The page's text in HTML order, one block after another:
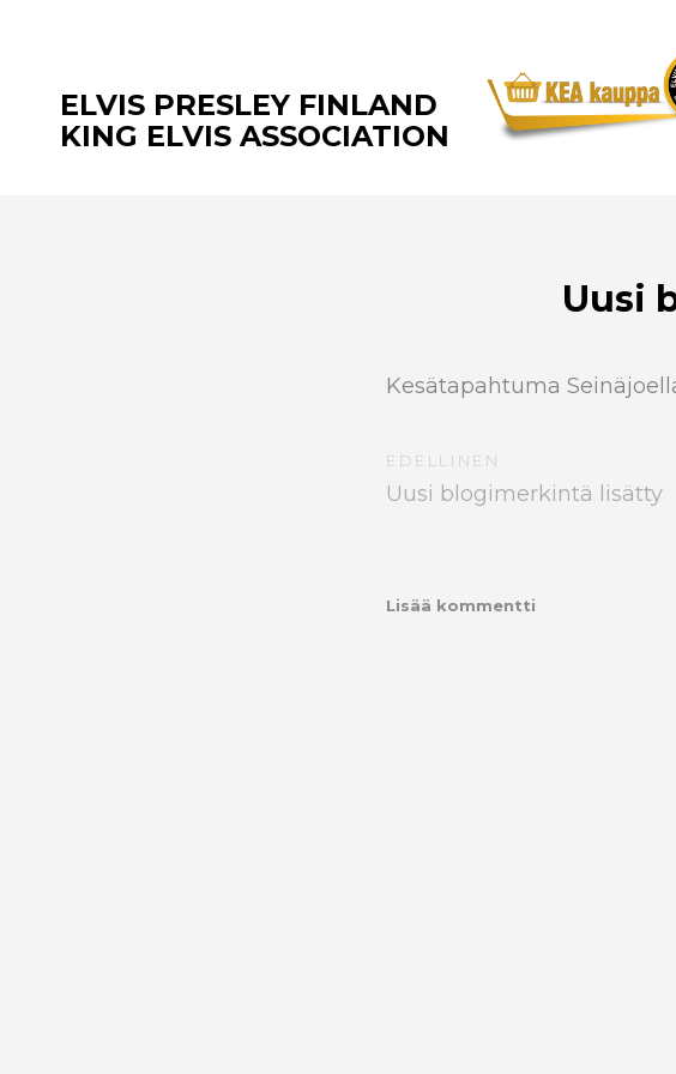
ELVIS PRESLEY FINLAND
KING ELVIS ASSOCIATION
Uusi
Kesätapahtuma
EDELLINEN
Uusi blogimerkintä lisätty
Lisää kommentti